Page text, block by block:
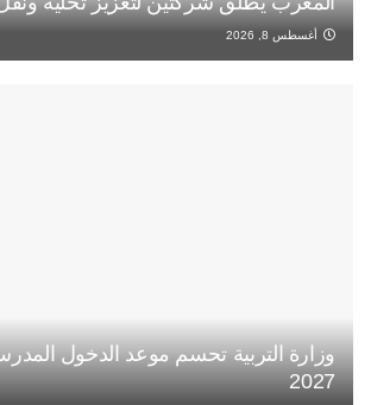
أغسطس 8, 2026
2027